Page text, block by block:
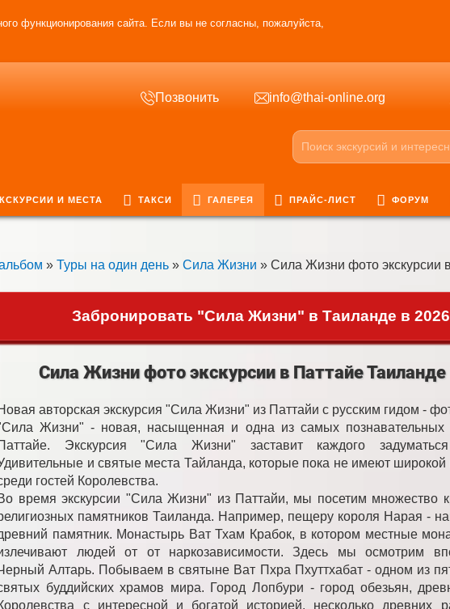
функционирования сайта. Если вы не согласны, пожалуйста,
Позвонить info@thai-online.org
И МЕСТА ТАКСИ ГАЛЕРЕЯ ПРАЙС-ЛИСТ ФОРУМ
» Туры на один день » Сила Жизни » Сила Жизни фото экскурсии
Забронировать "Сила Жизни" в Таиланде в 2026
Сила Жизни фото экскурсии в Паттайе
авторская экскурсия "Сила Жизни" из Паттайи с русским гидом -
Жизни" - новая, насыщенная и одна из самых познавательных
Экскурсия "Сила Жизни" заставит каждого
и святые места Тайланда, которые пока не имеют широкой
гостей Королевства.
время экскурсии "Сила Жизни" из Паттайи, мы посетим множество
памятников Таиланда. Например, пещеру короля Нарая -
памятник. Монастырь Ват Тхам Крабок, в котором местные
людей от от наркозависимости. Здесь мы осмотрим
Алтарь. Побываем в святыне Ват Пхра Пхуттхабат - одном из
буддийских храмов мира. Город Лопбури - город обезьян,
с интересной и богатой историей, несколько древних